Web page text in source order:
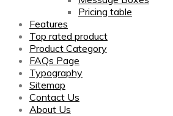
Pricing table
Features
Top rated product
Product Category
FAQs Page
Typography
Sitemap
Contact Us
About Us